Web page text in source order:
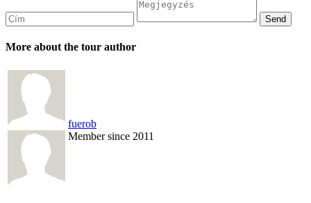
More about the tour author
fuerob
Member since 2011